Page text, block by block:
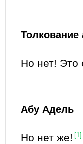
Толкование
Но нет! Это
Абу Адель
Но нет же! [1]